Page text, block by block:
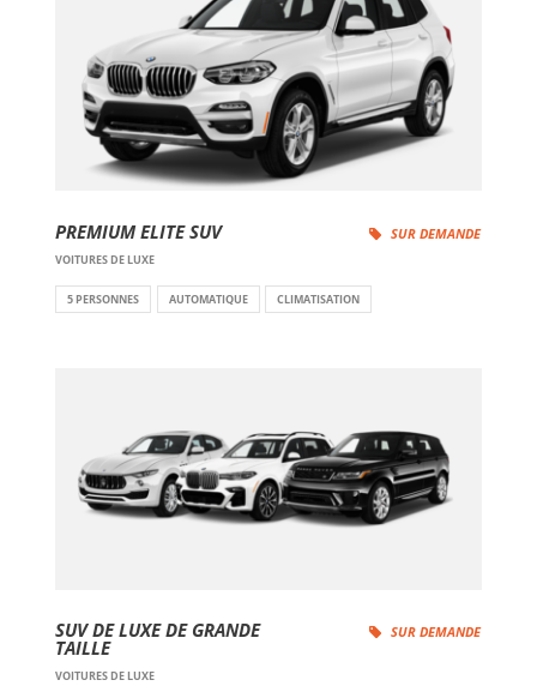
PREMIUM ELITE SUV
VOITURES DE LUXE
SUR DEMANDE
5 PERSONNES AUTOMATIQUE CLIMATISATION
SUV DE LUXE DE GRANDE
TAILLE
VOITURES DE LUXE
SUR DEMANDE